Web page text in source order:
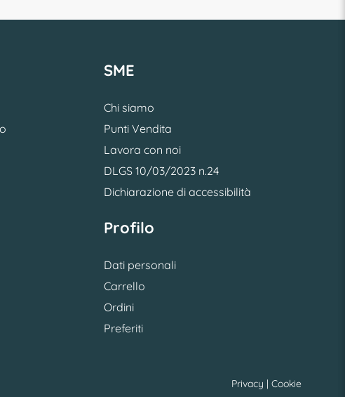
SME
Chi siamo
Punti Vendita
Lavora con noi
DLGS 10/03/2023 n.24
Dichiarazione di accessibilità
Profilo
Dati personali
Carrello
Ordini
Preferiti
Privacy | Cookie